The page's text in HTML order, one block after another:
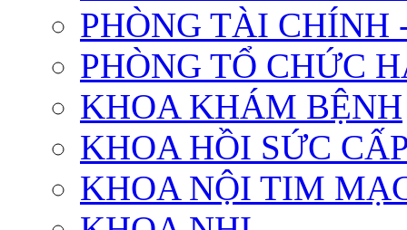
PHÒNG TÀI CHÍNH
PHÒNG TỔ CHỨC
KHOA KHÁM BỆNH
KHOA HỒI SỨC
KHOA NỘI TIM